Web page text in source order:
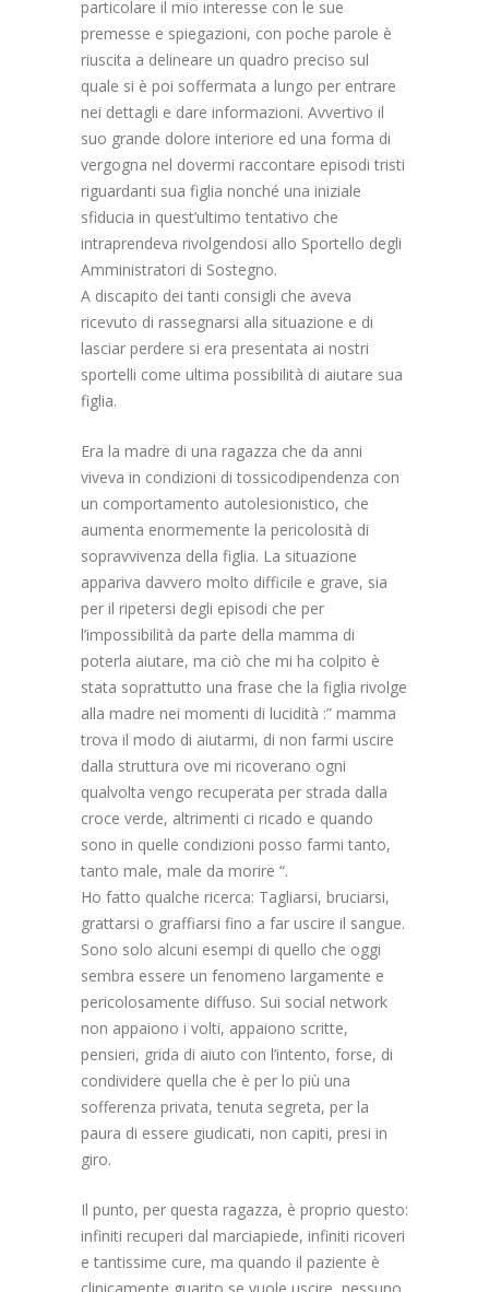
particolare il mio interesse con le sue
premesse e spiegazioni, con poche parole è
riuscita a delineare un quadro preciso sul
quale si è poi soffermata a lungo per entrare
nei dettagli e dare informazioni. Avvertivo il
suo grande dolore interiore ed una forma di
vergogna nel dovermi raccontare episodi tristi
riguardanti sua figlia nonché una iniziale
sfiducia in quest’ultimo tentativo che
intraprendeva rivolgendosi allo Sportello degli
Amministratori di Sostegno.
A discapito dei tanti consigli che aveva
ricevuto di rassegnarsi alla situazione e di
lasciar perdere si era presentata ai nostri
sportelli come ultima possibilità di aiutare sua
figlia.
Era la madre di una ragazza che da anni
viveva in condizioni di tossicodipendenza con
un comportamento autolesionistico, che
aumenta enormemente la pericolosità di
sopravvivenza della figlia. La situazione
appariva davvero molto difficile e grave, sia
per il ripetersi degli episodi che per
l’impossibilità da parte della mamma di
poterla aiutare, ma ciò che mi ha colpito è
stata soprattutto una frase che la figlia rivolge
alla madre nei momenti di lucidità :” mamma
trova il modo di aiutarmi, di non farmi uscire
dalla struttura ove mi ricoverano ogni
qualvolta vengo recuperata per strada dalla
croce verde, altrimenti ci ricado e quando
sono in quelle condizioni posso farmi tanto,
tanto male, male da morire “.
Ho fatto qualche ricerca: Tagliarsi, bruciarsi,
grattarsi o graffiarsi fino a far uscire il sangue.
Sono solo alcuni esempi di quello che oggi
sembra essere un fenomeno largamente e
pericolosamente diffuso. Sui social network
non appaiono i volti, appaiono scritte,
pensieri, grida di aiuto con l’intento, forse, di
condividere quella che è per lo più una
sofferenza privata, tenuta segreta, per la
paura di essere giudicati, non capiti, presi in
giro.
Il punto, per questa ragazza, è proprio questo:
infiniti recuperi dal marciapiede, infiniti ricoveri
e tantissime cure, ma quando il paziente è
clinicamente guarito se vuole uscire, nessuno